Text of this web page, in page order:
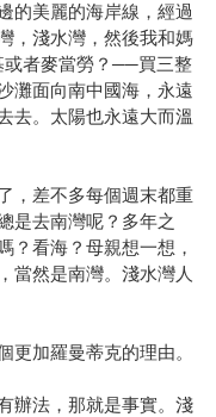
的美麗的海岸線，經過
，淺水灣，然後我和媽
者麥當勞？──買三整
灘面向南中國海，永遠
去。太陽也永遠大而溫
，差不多每個週末都重
是去南灣呢？多年之
？看海？母親想一想，
當然是南灣。淺水灣人
更加羅曼蒂克的理由。
辦法，那就是事實。淺